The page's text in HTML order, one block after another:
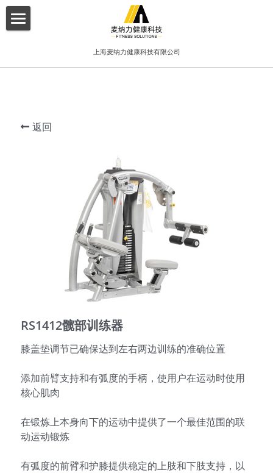
上海麦纳力健康科技有限公司
关于我们
增值服务
简体中文
简体中文
English
返回
RS1412髋部训练器
膝盖垫调节已确保达到左右两边训练的准确位置
添加前臂支持和有弧度的手柄，使用户在运动时使用
核心肌肉
在锻炼上本身向下的运动中提供了一个最佳范围的联
动运动锻炼
有弧度的前臂和护膝提供稳定的上肢和下肢支持，以
博客分类